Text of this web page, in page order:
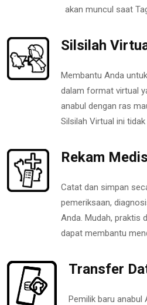
akan muncul saat
Silsilah
Membantu Anda
dalam format virtual
anabul dengan ras
Silsilah Virtual ini
Rekam Medis
Catat dan simpan
pemeriksaan,
Anda. Mudah, praktis
dapat membantu
Transfer
Pemilik baru anabul